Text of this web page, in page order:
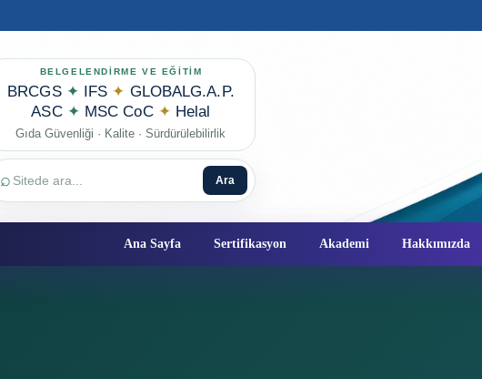
BELGELENDİRME VE EĞİTİM
BRCGS ✦ IFS ✦ GLOBALG.A.P.
ASC ✦ MSC CoC ✦ Helal
Gıda Güvenliği · Kalite · Sürdürülebilirlik
⌕ Ara
Ana Sayfa Sertifikasyon Akademi Hakkımızda